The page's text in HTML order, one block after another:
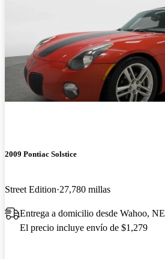
2009 Pontiac Solstice
Street Edition 27,780 millas
Entrega a domicilio desde Wahoo, NE
El precio incluye envío de $1,279